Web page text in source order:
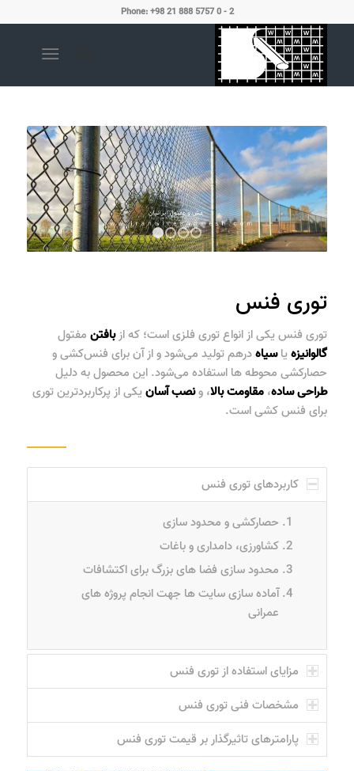
Phone: +98 21 888 5757 0 - 2
1 2 3 4
توری فنس
توری فنسیکی از انواع توری فلزی است؛ که ازبافتنمفتول
گالوانیزهیاسیاهدرهم تولید می‌شود و از آن برای فنس‌کشی و
حصارکشی محوطه ها استفاده می‌شود. این محصول به دلیل
طراحیساده، مقاومتبالا، ونصبآسانیکی از پرکاربردترین توری
برای فنس کشی است.
کاربردهای توری فنس
حصارکشی و محدود سازی
کشاورزی، دامداری و باغات
محدود سازی فضا های بزرگ برای اکتشافات
آماده سازی سایت ها جهت انجام پروژه های
عمرانی
مزایای استفاده از توری فنس
مشخصات فنی توری فنس
پارامترهای تاثیرگذار بر قیمت توری فنس